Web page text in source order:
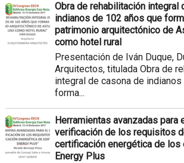
Obra de rehabilitación integral
indianos de 102 años que
patrimonio arquitectónico de
como hotel rural
Presentación de Iván Duque,
Arquitectos, titulada Obra de
integral de casona de
forma...
Herramientas avanzadas para
verificación de los requisitos
certificación energética de
Energy Plus